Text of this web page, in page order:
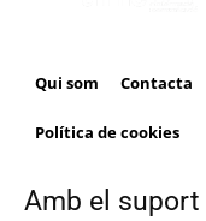
Qui som Contacta
Política de cookies
Amb el suport